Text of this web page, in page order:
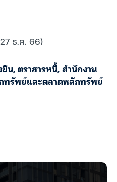
ธ.ค. 66)
ยืน,ตราสารหนี้,สำนักงาน
ทรัพย์และตลาดหลักทรัพย์